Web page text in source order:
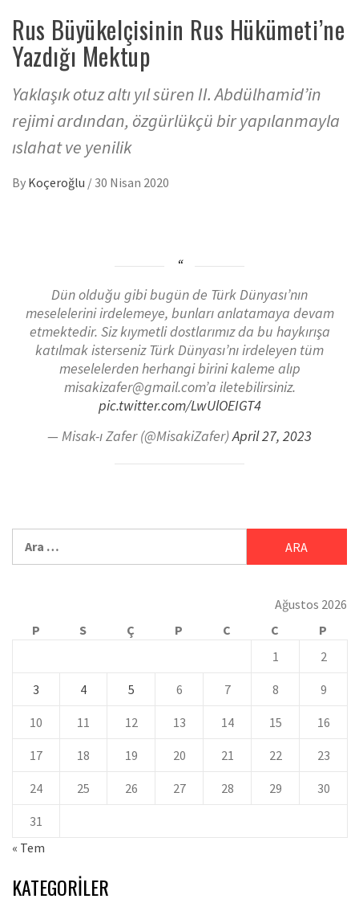
Rus Büyükelçisinin Rus Hükümeti’ne
Yazdığı Mektup
Yaklaşık otuz altı yıl süren II. Abdülhamid’in
rejimi ardından, özgürlükçü bir yapılanmayla
ıslahat ve yenilik
By Koçeroğlu / 30 Nisan 2020
Dün olduğu gibi bugün de Türk Dünyası’nın
meselelerini irdelemeye, bunları anlatamaya devam
etmektedir. Siz kıymetli dostlarımız da bu haykırışa
katılmak isterseniz Türk Dünyası’nı irdeleyen tüm
meselelerden herhangi birini kaleme alıp
misakizafer@gmail.com’a iletebilirsiniz.
pic.twitter.com/LwUlOEIGT4
— Misak-ı Zafer (@MisakiZafer)April 27, 2023
Ağustos 2026
P
S Ç P C C
P
1
2
3 4 5 6 7 8 9
10 11 12 13 14 15 16
17 18 19 20 21 22 23
24 25 26 27 28 29 30
31
« Tem
KATEGORILER